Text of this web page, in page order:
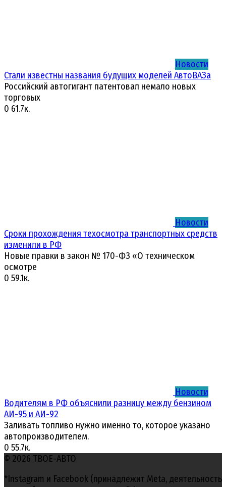
Новости
Стали известны названия будущих моделей АвтоВАЗа
Российский автогигант патентовал немало новых
торговых
0 61.7к.
Новости
Сроки прохождения техосмотра транспортных средств
изменили в РФ
Новые правки в закон № 170-ФЗ «О техническом
осмотре
0 59.1к.
Новости
Водителям в РФ объяснили разницу между бензином
АИ-95 и АИ-92
Заливать топливо нужно именно то, которое указано
автопроизводителем.
0 55.7к.
© 2026 ТВОЕ-АВТО
*Instagram и Facebook (принадлежит Meta, деятельность